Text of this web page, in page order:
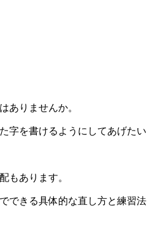
ありませんか。
字を書けるようにしてあげたい
もあります。
できる具体的な直し方と練習法